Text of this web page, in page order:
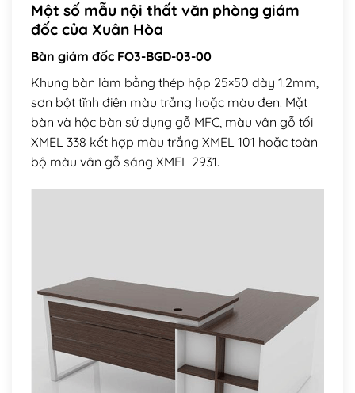
Một số mẫu nội thất văn phòng giám
đốc của Xuân Hòa
Bàn giám đốc FO3-BGD-03-00
Khung bàn làm bằng thép hộp 25×50 dày 1.2mm,
sơn bột tĩnh điện màu trắng hoặc màu đen. Mặt
bàn và hộc bàn sử dụng gỗ MFC, màu vân gỗ tối
XMEL 338 kết hợp màu trắng XMEL 101 hoặc toàn
bộ màu vân gỗ sáng XMEL 2931.